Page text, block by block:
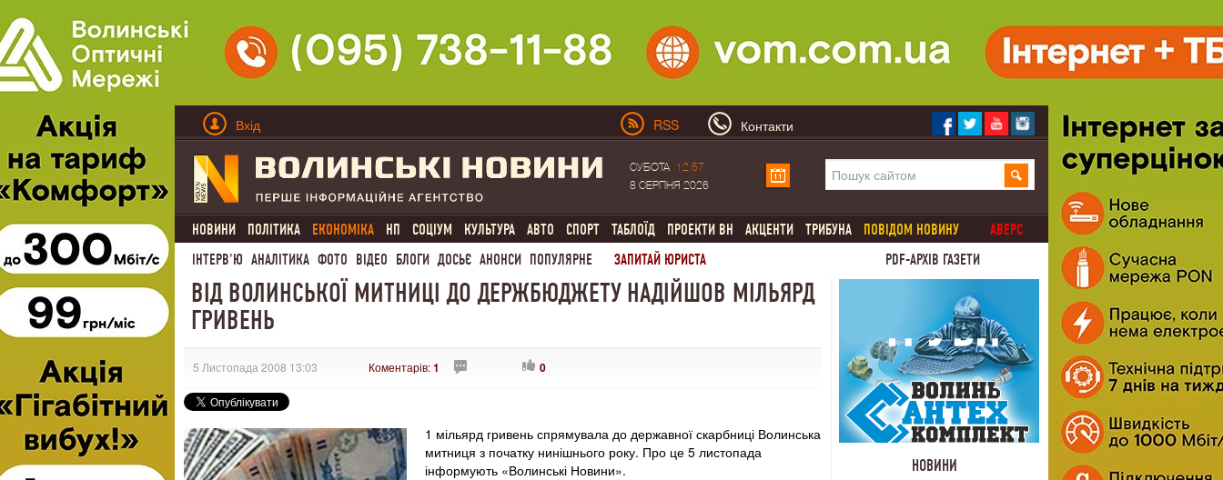
Вхід RSS Контакти
СУБОТА
12:57
8 СЕРПНЯ 2026
НОВИНИ ПОЛІТИКА ЕКОНОМІКА НП СОЦІУМ КУЛЬТУРА АВТО СПОРТ ТАБЛОЇД ПРОЕКТИ ВН АКЦЕНТИ ТРИБУНА ПОВІДОМ НОВИНУ
АВЕРС
ІНТЕРВ'Ю АНАЛІТИКА ФОТО ВІДЕО БЛОГИ ДОСЬЄ АНОНСИ ПОПУЛЯРНЕ ЗАПИТАЙ ЮРИСТА PDF-АРХІВ ГАЗЕТИ
ВІД ВОЛИНСЬКОЇ МИТНИЦІ ДО ДЕРЖБЮДЖЕТУ НАДІЙШОВ МІЛЬЯРД
ГРИВЕНЬ
5 Листопада 2008 13:03 Коментарів:1 0
1 мільярд гривень спрямувала до державної скарбниці Волинська
митниця з початку нинішнього року. Про це 5 листопада
інформують «Волинські Новини».
НОВИНИ